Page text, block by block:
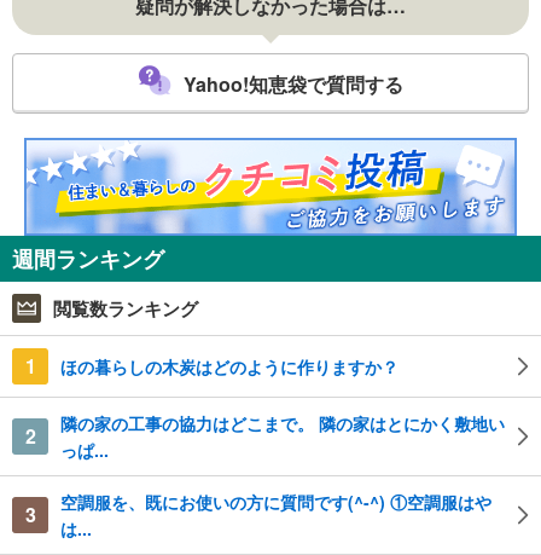
疑問が解決しなかった場合は…
Yahoo!知恵袋で質問する
週間ランキング
閲覧数ランキング
1 ほの暮らしの木炭はどのように作りますか？
2
隣の家の工事の協力はどこまで。 隣の家はとにかく敷地い
っぱ...
3
空調服を、既にお使いの方に質問です(^-^) ①空調服はや
は...